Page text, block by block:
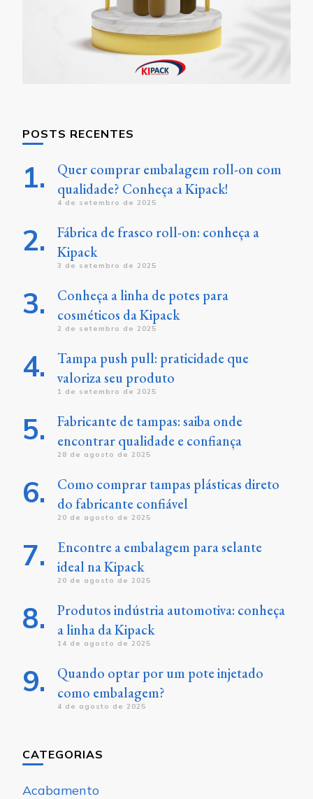
POSTS RECENTES
Quer comprar embalagem roll-on com
qualidade? Conheça a Kipack!
4 de setembro de 2025
Fábrica de frasco roll-on: conheça a
Kipack
3 de setembro de 2025
Conheça a linha de potes para
cosméticos da Kipack
2 de setembro de 2025
Tampa push pull: praticidade que
valoriza seu produto
1 de setembro de 2025
Fabricante de tampas: saiba onde
encontrar qualidade e confiança
28 de agosto de 2025
Como comprar tampas plásticas direto
do fabricante confiável
20 de agosto de 2025
Encontre a embalagem para selante
ideal na Kipack
20 de agosto de 2025
Produtos indústria automotiva: conheça
a linha da Kipack
14 de agosto de 2025
Quando optar por um pote injetado
como embalagem?
4 de agosto de 2025
CATEGORIAS
Acabamento